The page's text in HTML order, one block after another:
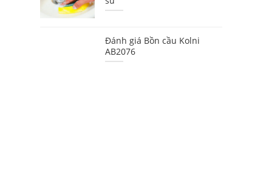
Đánh giá Bồn cầu Kolni
AB2076